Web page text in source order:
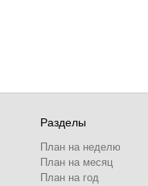
Разделы
План на неделю
План на месяц
План на год